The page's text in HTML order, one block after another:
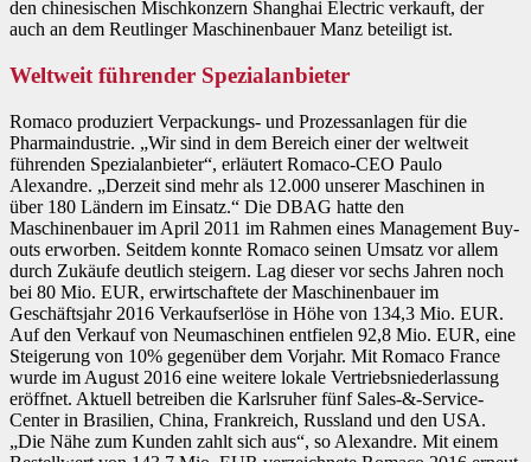
den chinesischen Mischkonzern Shanghai Electric verkauft, der
auch an dem Reutlinger Maschinenbauer Manz beteiligt ist.
Weltweit führender Spezialanbieter
Romaco produziert Verpackungs- und Prozessanlagen für die
Pharmaindustrie. „Wir sind in dem Bereich einer der weltweit
führenden Spezialanbieter“, erläutert Romaco-CEO Paulo
Alexandre. „Derzeit sind mehr als 12.000 unserer Maschinen in
über 180 Ländern im Einsatz.“ Die DBAG hatte den
Maschinenbauer im April 2011 im Rahmen eines Management Buy-
outs erworben. Seitdem konnte Romaco seinen Umsatz vor allem
durch Zukäufe deutlich steigern. Lag dieser vor sechs Jahren noch
bei 80 Mio. EUR, erwirtschaftete der Maschinenbauer im
Geschäftsjahr 2016 Verkaufserlöse in Höhe von 134,3 Mio. EUR.
Auf den Verkauf von Neumaschinen entfielen 92,8 Mio. EUR, eine
Steigerung von 10% gegenüber dem Vorjahr. Mit Romaco France
wurde im August 2016 eine weitere lokale Vertriebsniederlassung
eröffnet. Aktuell betreiben die Karlsruher fünf Sales-&-Service-
Center in Brasilien, China, Frankreich, Russland und den USA.
„Die Nähe zum Kunden zahlt sich aus“, so Alexandre. Mit einem